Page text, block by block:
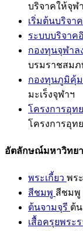
บริจาคให้จุฬ
เริ่มต้นบริจาค
ระบบบริจาค
กองทุนจุฬา
บรมราชสมภ
กองทุนภูมิคุ้ม
มะเร็งจุฬาฯ
โครงการอุท
โครงการอุท
อัตลักษณ์มหาวิทย
พระเกี้ยว พร
สีชมพู สีชมพู
ต้นจามจุรี ต้
เสื้อครุยพระ